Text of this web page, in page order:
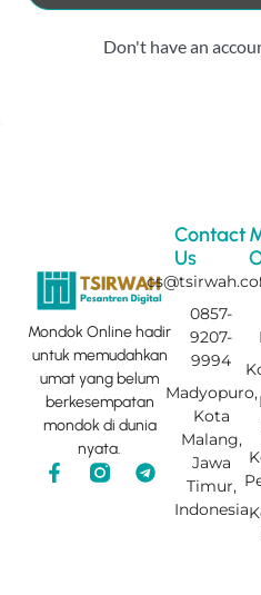
Don't have an
Mondok Online hadir
untuk memudahkan
umat yang belum
berkesempatan
mondok di dunia
nyata.
F
a
T
e
Contact
Us
0857-
9207-
9994
Madyopuro,
Kota
Malang,
Jawa
Timur,
Indonesia